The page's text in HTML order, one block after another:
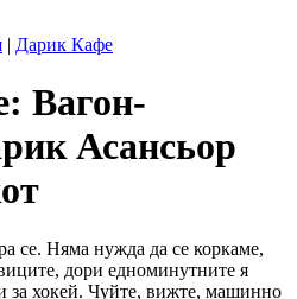
| Дарик Кафе
Вагон-
Асансьор
се. Няма нужда да се коркаме,
дори едноминутните я
за хокей. Чуйте, вижте, машинно